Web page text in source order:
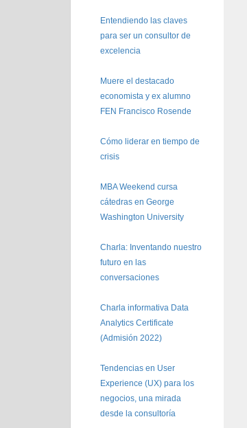
Entendiendo las claves
para ser un consultor de
excelencia
Muere el destacado
economista y ex alumno
FEN Francisco Rosende
Cómo liderar en tiempo de
crisis
MBA Weekend cursa
cátedras en George
Washington University
Charla: Inventando nuestro
futuro en las
conversaciones
Charla informativa Data
Analytics Certificate
(Admisión 2022)
Tendencias en User
Experience (UX) para los
negocios, una mirada
desde la consultoría